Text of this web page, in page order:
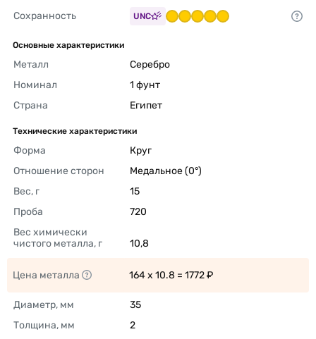
Сохранность UNC
Основные характеристики
Металл
Серебро
Номинал
1 фунт
Страна
Египет
Технические характеристики
Форма
Круг
Отношение сторон
Медальное (0°)
Вес, г
15
Проба
720
Вес химически
чистого металла, г
10,8
Цена металла 164 x 10.8 = 1772 ₽
Диаметр, мм
35
Толщина, мм
2